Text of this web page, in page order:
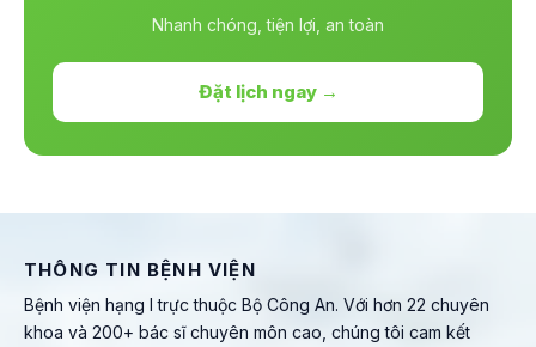
Nhanh chóng, tiện lợi, an toàn
Đặt lịch ngay →
THÔNG TIN BỆNH VIỆN
Bệnh viện hạng I trực thuộc Bộ Công An. Với hơn 22 chuyên
khoa và 200+ bác sĩ chuyên môn cao, chúng tôi cam kết